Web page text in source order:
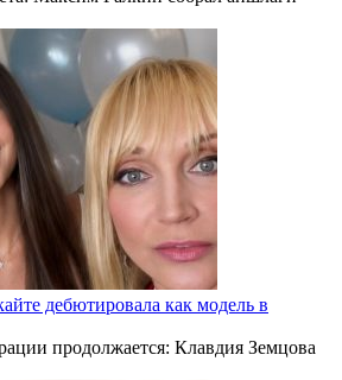
дебютировала как модель в
продолжается: Клавдия Земцова